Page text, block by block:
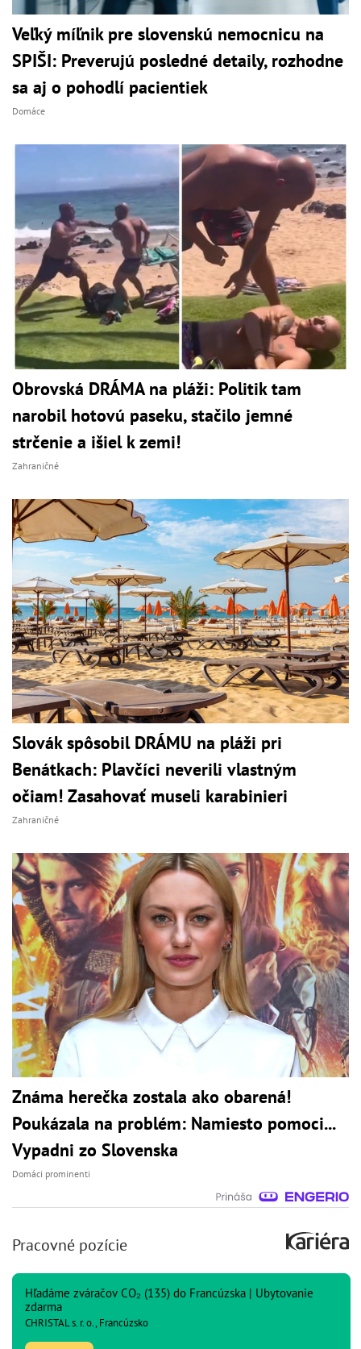
Veľký míľnik pre slovenskú nemocnicu na
SPIŠI: Preverujú posledné detaily, rozhodne
sa aj o pohodlí pacientiek
Domáce
Obrovská DRÁMA na pláži: Politik tam
narobil hotovú paseku, stačilo jemné
strčenie a išiel k zemi!
Zahraničné
Slovák spôsobil DRÁMU na pláži pri
Benátkach: Plavčíci neverili vlastným
očiam! Zasahovať museli karabinieri
Zahraničné
Známa herečka zostala ako obarená!
Poukázala na problém: Namiesto pomoci...
Vypadni zo Slovenska
Domáci prominenti
Pracovné pozície
Hľadáme zváračov CO₂ (135) do Francúzska | Ubytovanie
zdarma
CHRISTAL s. r. o., Francúzsko